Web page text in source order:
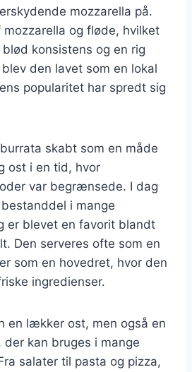
mozzarella på.
og fløde, hvilket
konsistens og en rig
den lavet som en lokal
popularitet har spredt sig
skabt som en måde
ost i en tid, hvor
var begrænsede. I dag
i mange
er blevet en favorit blandt
Den serveres ofte som en
som en hovedret, hvor den
ingredienser.
en lækker ost, men også en
der kan bruges i mange
salater til pasta og pizza,